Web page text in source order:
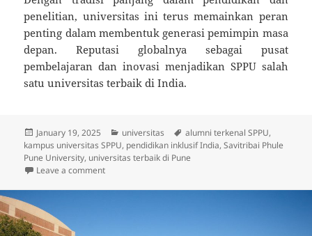
penelitian, universitas ini terus memainkan peran
penting dalam membentuk generasi pemimpin masa
depan. Reputasi globalnya sebagai pusat
pembelajaran dan inovasi menjadikan SPPU salah
satu universitas terbaik di India.
Posted
on
January 19, 2025 Categories
universitas Tags
alumni terkenal SPPU,
kampus universitas SPPU, pendidikan inklusif India,Savitribai Phule
Pune University, universitas terbaik di Pune
Leave a commenton Savitribai Phule Pune University: Pusat